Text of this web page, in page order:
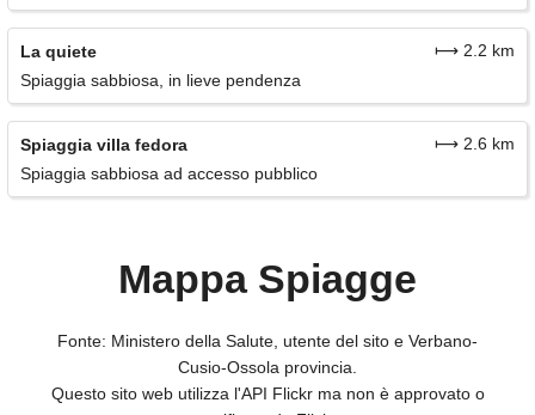
La quiete
⟼ 2.2 km
Spiaggia sabbiosa, in lieve pendenza
Spiaggia villa fedora
⟼ 2.6 km
Spiaggia sabbiosa ad accesso pubblico
Mappa Spiagge
Fonte: Ministero della Salute, utente del sito e Verbano-
Cusio-Ossola provincia.
Questo sito web utilizza l'API Flickr ma non è approvato o